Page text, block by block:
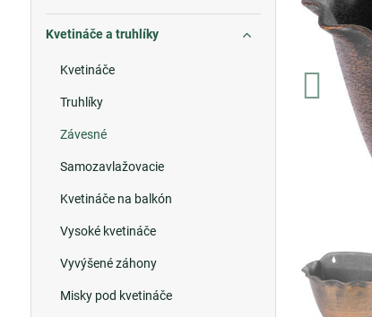
Kvetináče a truhlíky
Kvetináče
Truhlíky
Závesné
Samozavlažovacie
Kvetináče na balkón
Vysoké kvetináče
Vyvýšené záhony
Misky pod kvetináče